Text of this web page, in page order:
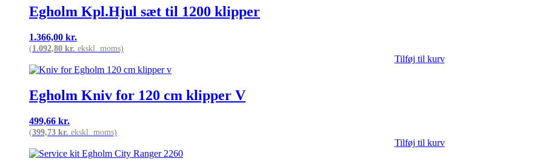
Egholm Kpl.Hjul sæt til 1200 klipper
1.366,00 kr.
(1.092,80 kr. ekskl. moms)
Tilføj til kurv
Egholm Kniv for 120 cm klipper V
499,66 kr.
(399,73 kr. ekskl. moms)
Tilføj til kurv